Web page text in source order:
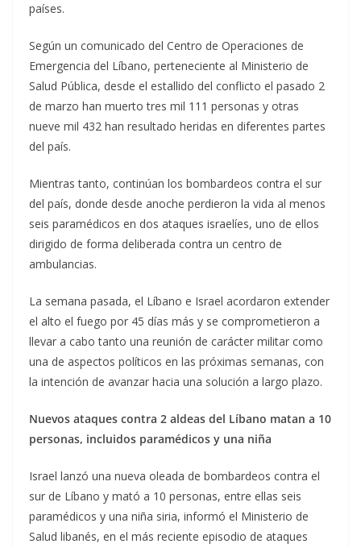
países.
Según un comunicado del Centro de Operaciones de
Emergencia del Líbano, perteneciente al Ministerio de
Salud Pública, desde el estallido del conflicto el pasado 2
de marzo han muerto tres mil 111 personas y otras
nueve mil 432 han resultado heridas en diferentes partes
del país.
Mientras tanto, continúan los bombardeos contra el sur
del país, donde desde anoche perdieron la vida al menos
seis paramédicos en dos ataques israelíes, uno de ellos
dirigido de forma deliberada contra un centro de
ambulancias.
La semana pasada, el Líbano e Israel acordaron extender
el alto el fuego por 45 días más y se comprometieron a
llevar a cabo tanto una reunión de carácter militar como
una de aspectos políticos en las próximas semanas, con
la intención de avanzar hacia una solución a largo plazo.
Nuevos ataques contra 2 aldeas del Líbano matan a 10
personas, incluidos paramédicos y una niña
Israel lanzó una nueva oleada de bombardeos contra el
sur de Líbano y mató a 10 personas, entre ellas seis
paramédicos y una niña siria, informó el Ministerio de
Salud libanés, en el más reciente episodio de ataques